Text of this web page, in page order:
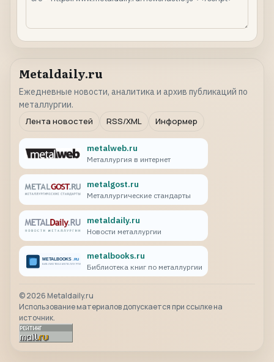
Metaldaily.ru
Ежедневные новости, аналитика и архив публикаций по
металлургии.
Лента новостей
RSS/XML Информер
metalweb.ru
Металлургия в интернет
metalgost.ru
Металлургические стандарты
metaldaily.ru
Новости металлургии
metalbooks.ru
Библиотека книг по металлургии
©2026 Metaldaily.ru
Использование материалов допускается при ссылке на
источник.